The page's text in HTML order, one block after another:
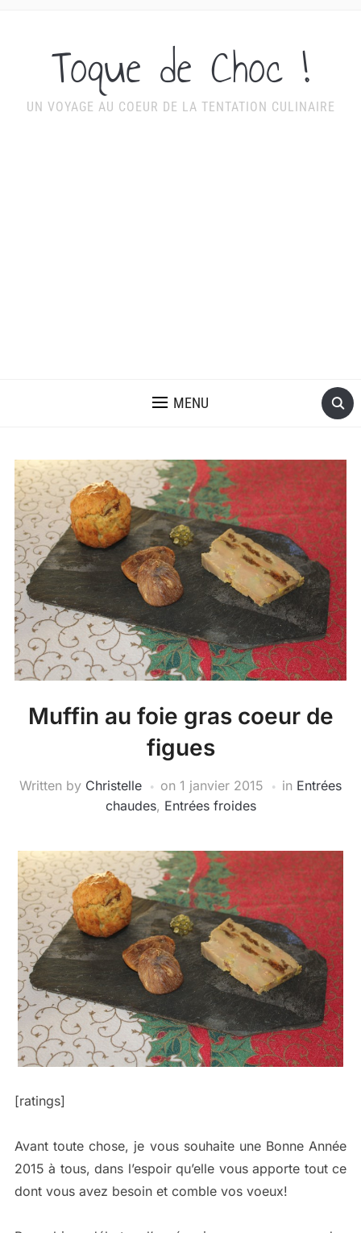
Toque de Choc !
UN VOYAGE AU COEUR DE LA TENTATION CULINAIRE
MENU
Muffin au foie gras coeur de
figues
Written by Christelle on 1 janvier 2015 in Entrées
chaudes, Entrées froides
[ratings]
Avant toute chose, je vous souhaite une Bonne Année
2015 à tous, dans l’espoir qu’elle vous apporte tout ce
dont vous avez besoin et comble vos voeux!